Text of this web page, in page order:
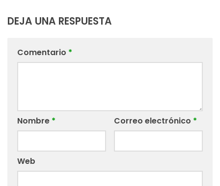
DEJA UNA RESPUESTA
Comentario *
Nombre * Correo electrónico *
Web